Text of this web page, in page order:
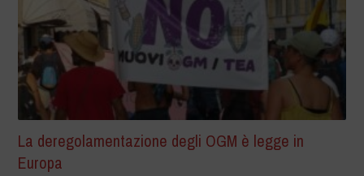
La deregolamentazione degli OGM è legge in
Europa